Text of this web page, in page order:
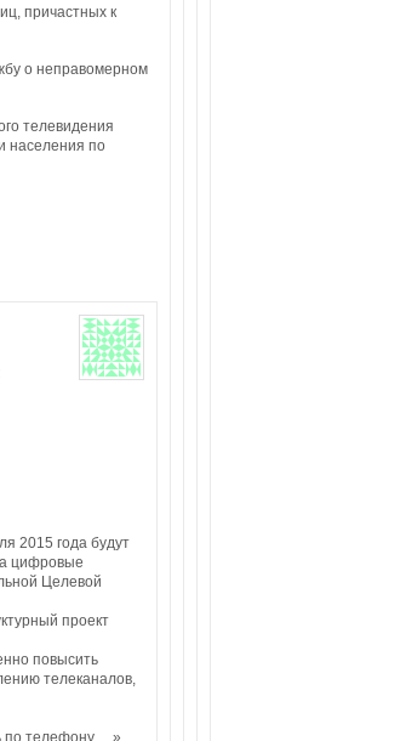
причастных к
о неправомерном
телевидения
населения по
2015 года будут
цифровые
Целевой
проект
повысить
телеканалов,
по телефону …».